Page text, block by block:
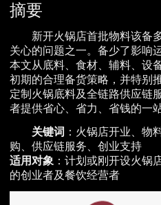
摘要
新开火锅店首批物料该备
关心的问题之一。备少了影响
本文从底料、食材、辅料、设
初期的合理备货策略，并特别
定制火锅底料及全链路供应链
者提供省心、省力、省钱的一
关键词 ：火锅店开业、物
购、供应链服务、创业支持
适用对象 ：计划或刚开设火锅
的创业者及餐饮经营者